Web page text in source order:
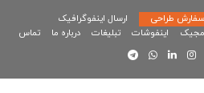
سفارش طراحی
ارسال اینفوگرافیک
اینفوشات تبلیغات درباره ما تماس